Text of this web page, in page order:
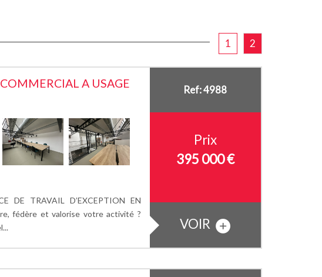
1 2
A USAGE
DE TRAVAIL D’EXCEPTION EN
fédère et valorise votre activité ?
Ref: 4988
Prix
395 000 €
VOIR